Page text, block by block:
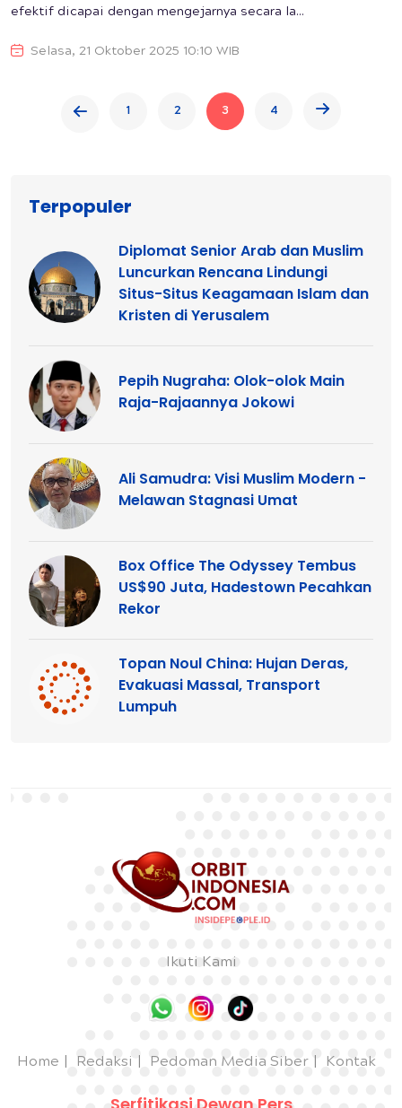
efektif dicapai dengan mengejarnya secara la...
Selasa, 21 Oktober 2025 10:10 WIB
1 2 3 4
Terpopuler
Diplomat Senior Arab dan Muslim
Luncurkan Rencana Lindungi
Situs-Situs Keagamaan Islam dan
Kristen di Yerusalem
Pepih Nugraha: Olok-olok Main
Raja-Rajaannya Jokowi
Ali Samudra: Visi Muslim Modern -
Melawan Stagnasi Umat
Box Office The Odyssey Tembus
US$90 Juta, Hadestown Pecahkan
Rekor
Topan Noul China: Hujan Deras,
Evakuasi Massal, Transport
Lumpuh
Ikuti Kami
Home Redaksi Pedoman Media Siber Kontak